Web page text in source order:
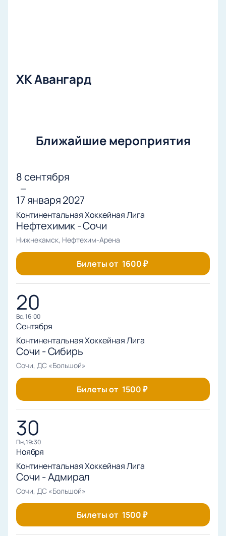
ХК Авангард
Ближайшие мероприятия
8 сентября
—
17 января 2027
Континентальная Хоккейная Лига
Нефтехимик - Сочи
Нижнекамск, Нефтехим-Арена
Билеты от 1600₽
20
вс, 16:00
Сентября
Континентальная Хоккейная Лига
Сочи - Сибирь
Сочи, ДС «Большой»
Билеты от 1500₽
30
пн, 19:30
Ноября
Континентальная Хоккейная Лига
Сочи - Адмирал
Сочи, ДС «Большой»
Билеты от 1500₽